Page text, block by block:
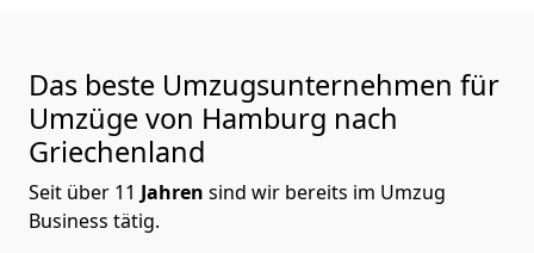
Das beste Umzugsunternehmen für
Umzüge von Hamburg nach
Griechenland
Seit über 11 Jahren sind wir bereits im Umzug
Business tätig.